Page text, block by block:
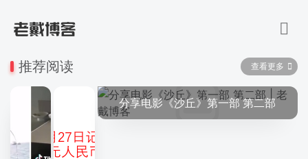
推荐阅读 查看更多
分享电影《沙丘》第一部 第二部